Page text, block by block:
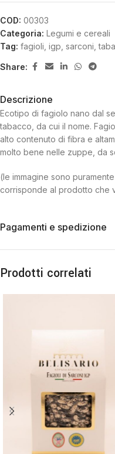
COD: 00303
Categoria: Legumi e cereali
Tag: fagioli igp sarconi
Share:
Descrizione
Ecotipo di fagiolo nano dal
tabacco, da cui il nome.
alto contenuto di fibra e
molto bene nelle zuppe, da
(le immagine sono
corrisponde al prodotto che
Pagamenti e spedizione
Prodotti correlati